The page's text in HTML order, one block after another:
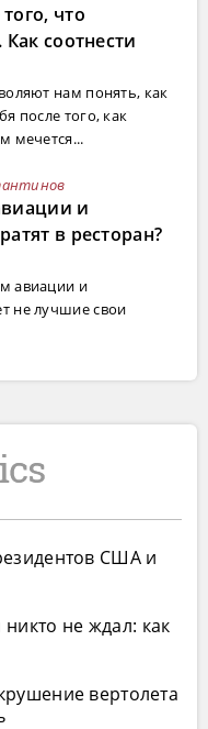
что
соотнести
нам понять, как
после того, как
мечется...
и
в ресторан?
авиации и
не лучшие свои
США и
не ждал: как
вертолета